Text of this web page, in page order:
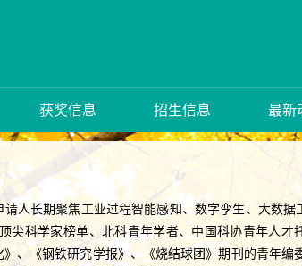
获奖信息 招生信息 最新
人长期聚焦工业过程智能感知、数字孪生、大数
尖科学家榜单、北科青年学者、中国科协青年人
、《钢铁研究学报》、《烧结球团》期刊的青年